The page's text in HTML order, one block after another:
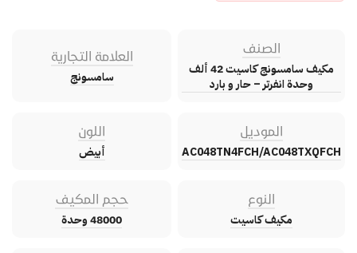
الصنف
مكيف سامسونج كاسيت 42 ألف
وحدة انفرتر – حار و بارد
العلامة التجارية
سامسونج
الموديل
AC048TN4FCH/AC048TXQFCH
اللون
أبيض
النوع
مكيف كاسيت
حجم المكيف
48000 وحدة